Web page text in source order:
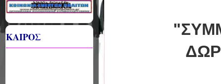
ΚΑΙΡΟΣ